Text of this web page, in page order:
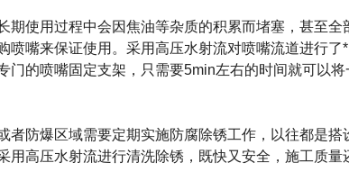
使用过程中会因焦油等杂质的积累而堵塞，甚至全
喷嘴来保证使用。采用高压水射流对喷嘴流道进行
门的喷嘴固定支架，只需要5min左右的时间就可以
防爆区域需要定期实施防腐除锈工作，以往都是搭
高压水射流进行清洗除锈，既快又安全，施工质